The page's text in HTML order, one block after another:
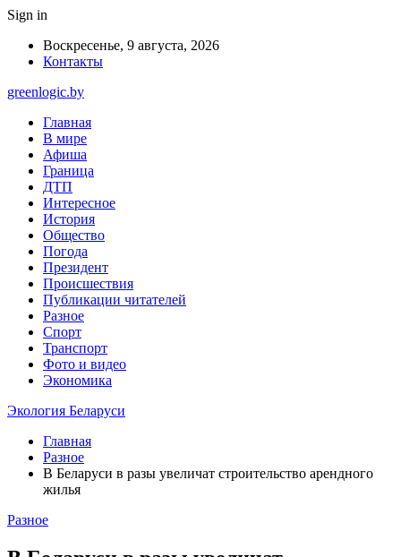
Sign in
Воскресенье, 9 августа, 2026
Контакты
greenlogic.by
Главная
В мире
Афиша
Граница
ДТП
Интересное
История
Общество
Погода
Президент
Происшествия
Публикации читателей
Разное
Спорт
Транспорт
Фото и видео
Экономика
Экология Беларуси
Главная
Разное
В Беларуси в разы увеличат строительство арендного
жилья
Разное